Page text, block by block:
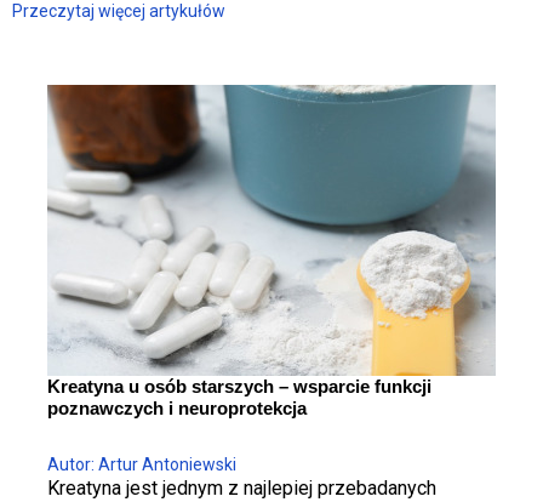
Przeczytaj więcej artykułów
Kreatyna u osób starszych – wsparcie funkcji
poznawczych i neuroprotekcja
Autor: Artur Antoniewski
Kreatyna jest jednym z najlepiej przebadanych